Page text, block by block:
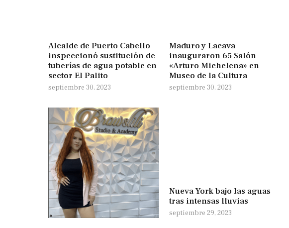
Alcalde de Puerto Cabello
inspeccionó sustitución de
tuberías de agua potable en
sector El Palito
septiembre 30, 2023
Maduro y Lacava
inauguraron 65 Salón
«Arturo Michelena» en
Museo de la Cultura
septiembre 30, 2023
Nueva York bajo las aguas
tras intensas lluvias
septiembre 29, 2023